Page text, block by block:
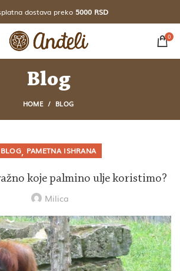
dostava preko5000 RSD
0
Blog
HOME BLOG
BLOG, PAMETNA ISHRANA
koje palmino ulje koristimo?
Milica